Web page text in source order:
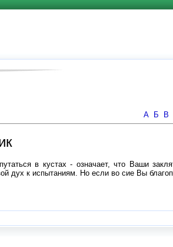
А Б В
в кустах - означает, что Ваши
дух к испытаниям. Но если во сие Вы